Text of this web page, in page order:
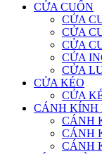
CỬA CUỐN
CỬA
CỬA
CỬA
CỬA
CỬA
CỬA KÉO
CỬA
CÁNH KÍNH
CÁNH
CÁNH
CÁNH